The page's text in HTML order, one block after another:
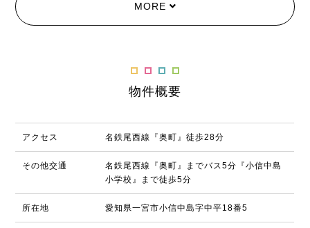
MORE
物件概要
アクセス 名鉄尾西線『奥町』徒歩28分
その他交通
名鉄尾西線『奥町』までバス5分『小信中島
小学校』まで徒歩5分
所在地 愛知県一宮市小信中島字中平18番5